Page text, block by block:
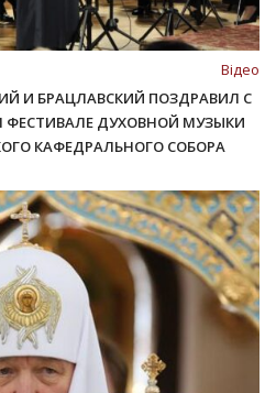
Відео
И БРАЦЛАВСКИЙ ПОЗДРАВИЛ С
ДУХОВНОЙ МУЗЫКИ
КАФЕДРАЛЬНОГО СОБОРА